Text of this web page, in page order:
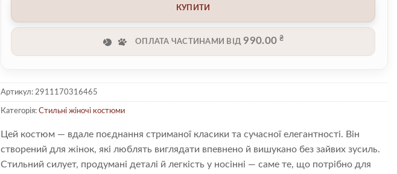
КУПИТИ
ОПЛАТА ЧАСТИНАМИ ВІД990.00₴
Артикул: 2911170316465
Категорія: Стильні жіночі костюми
Цей костюм — вдале поєднання стриманої класики та сучасної елегантності. Він
створений для жінок, які люблять виглядати впевнено й вишукано без зайвих зусиль.
Стильний силует, продумані деталі й легкість у носінні — саме те, що потрібно для